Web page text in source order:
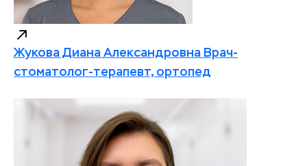
Жукова Диана Александровна Врач-
стоматолог-терапевт, ортопед